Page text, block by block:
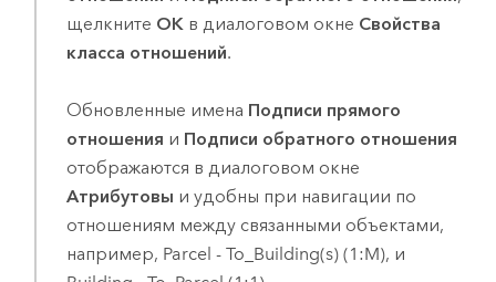
щелкните ОК в диалоговом окне Свойства
класса отношений.
Обновленные имена Подписи прямого
отношения и Подписи обратного отношения
отображаются в диалоговом окне
Атрибутовы и удобны при навигации по
отношениям между связанными объектами,
например, Parcel - To_Building(s) (1:M), и